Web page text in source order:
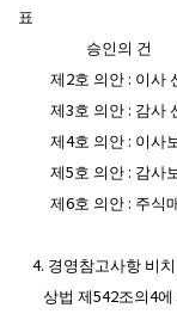
표
승인의 건
제2호 의안 : 이사
제3호 의안 : 감사
제4호 의안 : 이사
제5호 의안 : 감사
제6호 의안 : 주식
4. 경영참고사항 비치
상법 제542조의4에